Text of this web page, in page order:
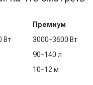
Премиум
Вт
3000–3600 Вт
90–140 л
10–12 м